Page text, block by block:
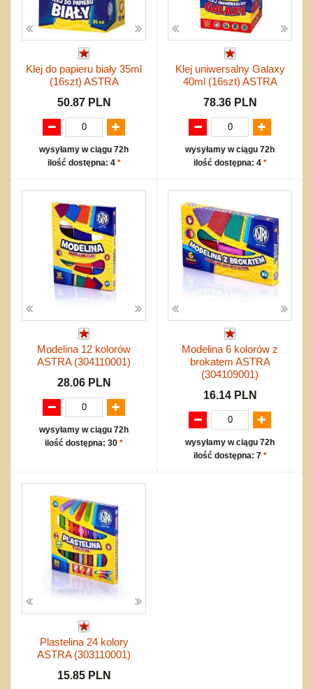
Klej do papieru biały 35ml
(16szt) ASTRA
50.87 PLN
wysyłamy w ciągu 72h
ilość dostępna: 4 *
Klej uniwersalny Galaxy
40ml (16szt) ASTRA
78.36 PLN
wysyłamy w ciągu 72h
ilość dostępna: 4 *
Modelina 12 kolorów
ASTRA (304110001)
28.06 PLN
wysyłamy w ciągu 72h
ilość dostępna: 30 *
Modelina 6 kolorów z
brokatem ASTRA
(304109001)
16.14 PLN
wysyłamy w ciągu 72h
ilość dostępna: 7 *
Plastelina 24 kolory
ASTRA (303110001)
15.85 PLN